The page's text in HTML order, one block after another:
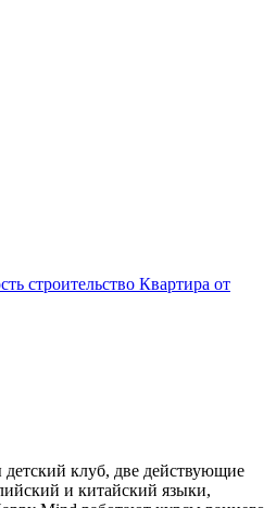
строительство Квартира от
клуб, две действующие
и китайский языки,